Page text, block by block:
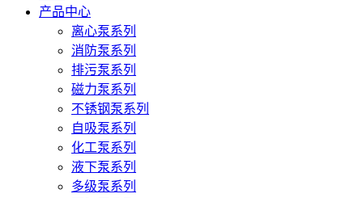
产品中心
离心泵系列
消防泵系列
排污泵系列
磁力泵系列
不锈钢泵系列
自吸泵系列
化工泵系列
液下泵系列
多级泵系列